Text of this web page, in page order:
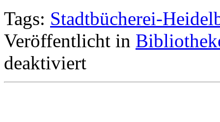
Tags: Stadtbücherei-
Veröffentlicht in
deaktiviert